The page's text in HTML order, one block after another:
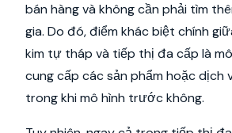
bán hàng và không cần phải tìm
gia. Do đó, điểm khác biệt chính
kim tự tháp và tiếp thị đa cấp là
cung cấp các sản phẩm hoặc dịch
trong khi mô hình trước không.